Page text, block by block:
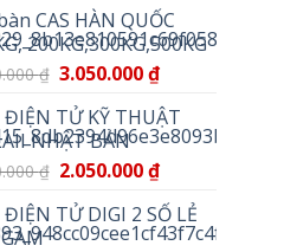
CAS HÀN QUỐC
200KG,300KG,500KG
₫ 3.050.000₫
ĐIỆN TỬ KỸ THUẬT
NHẬT BẢN
₫ 2.050.000₫
ĐIỆN TỬ DIGI 2 SỐ LẺ